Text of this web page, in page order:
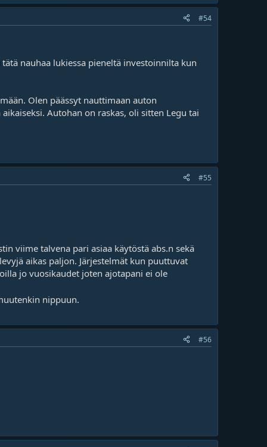
#54
nauhaa lukiessa pieneltä investoinnilta kun
Olen päässyt nauttimaan auton
Autohan on raskas, oli sitten Legu tai
#55
viime talvena pari asiaa käytöstä abs.n sekä
aikas paljon. Järjestelmät kun puuttuvat
jo vuosikaudet joten ajotapani ei ole
nippuun.
#56